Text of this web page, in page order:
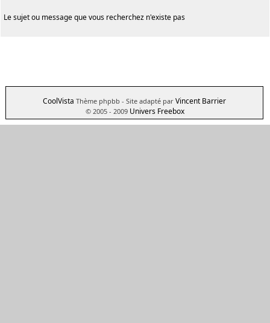
Le sujet ou message que vous recherchez n'existe pas
CoolVista Thème phpbb - Site adapté par Vincent Barrier
© 2005 - 2009 Univers Freebox